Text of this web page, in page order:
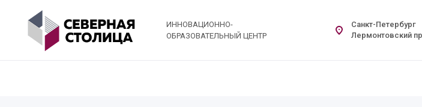
ИННОВАЦИОННО-
ОБРАЗОВАТЕЛЬНЫЙ ЦЕНТР
Санкт-Петербург
Лермонтовский